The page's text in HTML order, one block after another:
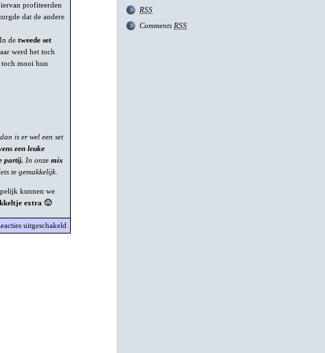
profiteerden
dat de andere
. In de tweede set
werd het toch
toch mooi hun
is er wel een set
een leuke
partij. In onze mix
te gemakkelijk.
kunnen we
extra 🙂
uitgeschakeld
Pluimplukkers
RSS
Comments RSS